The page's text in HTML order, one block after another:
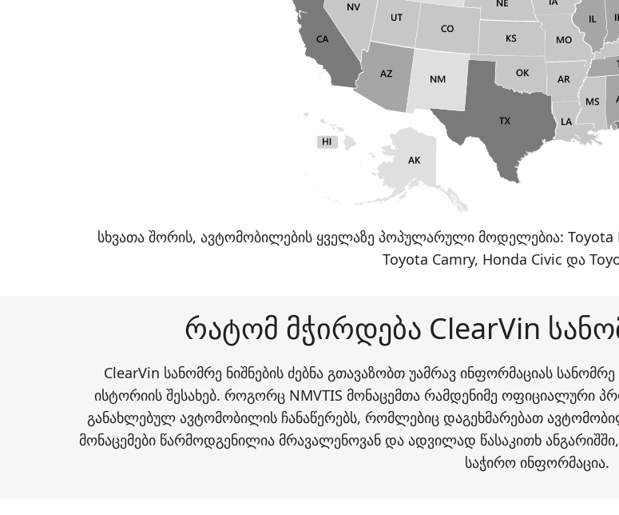
სხვათა შორის, ავტომობილების ყველაზე პოპულარული მოდელებია: Toyota
Toyota Camry, Honda Civic და
რატომ მჭირდება ClearVin
ClearVin სანომრე ნიშნების ძებნა გთავაზობთ უამრავ ინფორმაციას
ისტორიის შესახებ. როგორც NMVTIS მონაცემთა რამდენიმე ოფიციალური
განახლებულ ავტომობილის ჩანაწერებს, რომლებიც დაგეხმარებათ
მონაცემები წარმოდგენილია მრავალენოვან და ადვილად წასაკითხ
საჭირო ინფორმაცია.